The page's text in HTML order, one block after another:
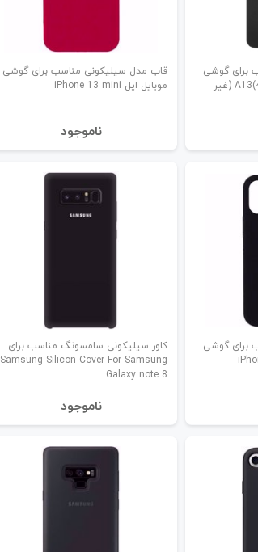
برای گوشی
موبایل سامسونگ مدل A13(4G) (غیر
قاب مدل سیلیکونی مناسب برای گوشی
موبایل اپل iPhone 13 mini
نا‌موجود
برای گوشی
کاور سیلیکونی سامسونگ مناسب برای
Samsung Silicon Cover For Samsung
Galaxy note 8
نا‌موجود